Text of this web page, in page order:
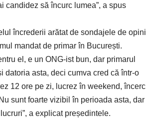
candidez să încurc lumea”, a spus
încrederii arătat de sondajele de
mandat de primar în București.
el, e un ONG-ist bun, dar primarul
datoria asta, deci cumva cred că într-o
12 ore pe zi, lucrez în weekend, încerc
sunt foarte vizibil în perioada asta, dar
a explicat președintele.